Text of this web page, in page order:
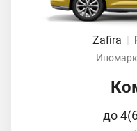
Zafira |
до